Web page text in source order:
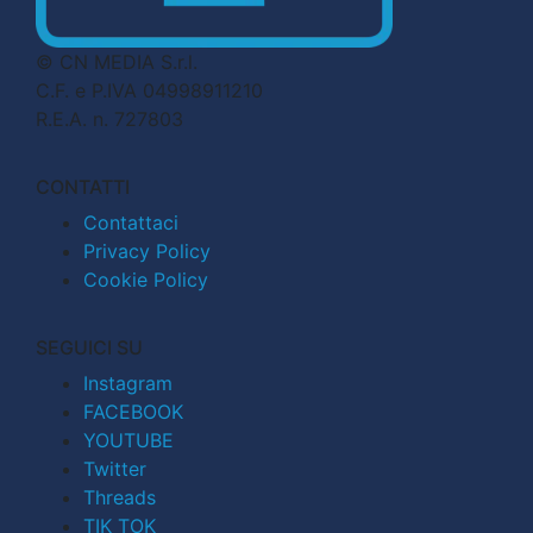
© CN MEDIA S.r.l.
C.F. e P.IVA 04998911210
R.E.A. n. 727803
CONTATTI
Contattaci
Privacy Policy
Cookie Policy
SEGUICI SU
Instagram
FACEBOOK
YOUTUBE
Twitter
Threads
TIK TOK